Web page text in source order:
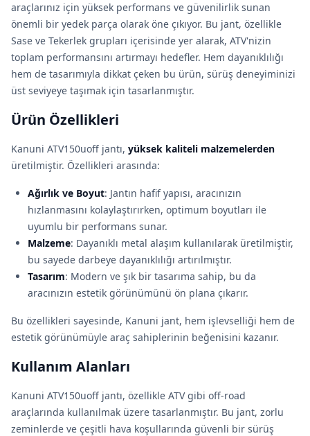
araçlarınız için yüksek performans ve güvenilirlik sunan
önemli bir yedek parça olarak öne çıkıyor. Bu jant, özellikle
Sase ve Tekerlek grupları içerisinde yer alarak, ATV'nizin
toplam performansını artırmayı hedefler. Hem dayanıklılığı
hem de tasarımıyla dikkat çeken bu ürün, sürüş deneyiminizi
üst seviyeye taşımak için tasarlanmıştır.
Ürün Özellikleri
Kanuni ATV150uoff jantı, yüksek kaliteli malzemelerden
üretilmiştir. Özellikleri arasında:
Ağırlık ve Boyut: Jantın hafif yapısı, aracınızın
hızlanmasını kolaylaştırırken, optimum boyutları ile
uyumlu bir performans sunar.
Malzeme: Dayanıklı metal alaşım kullanılarak üretilmiştir,
bu sayede darbeye dayanıklılığı artırılmıştır.
Tasarım: Modern ve şık bir tasarıma sahip, bu da
aracınızın estetik görünümünü ön plana çıkarır.
Bu özellikleri sayesinde, Kanuni jant, hem işlevselliği hem de
estetik görünümüyle araç sahiplerinin beğenisini kazanır.
Kullanım Alanları
Kanuni ATV150uoff jantı, özellikle ATV gibi off-road
araçlarında kullanılmak üzere tasarlanmıştır. Bu jant, zorlu
zeminlerde ve çeşitli hava koşullarında güvenli bir sürüş